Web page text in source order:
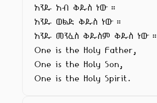
አንዱ አብ ቅዱስ ነው።
አንዱ ወልድ ቅዱስ ነው።
አንዱ መንፈስ ቅዱስም ቅዱስ ነው።
One is the Holy Father,
One is the Holy Son,
One is the Holy Spirit.